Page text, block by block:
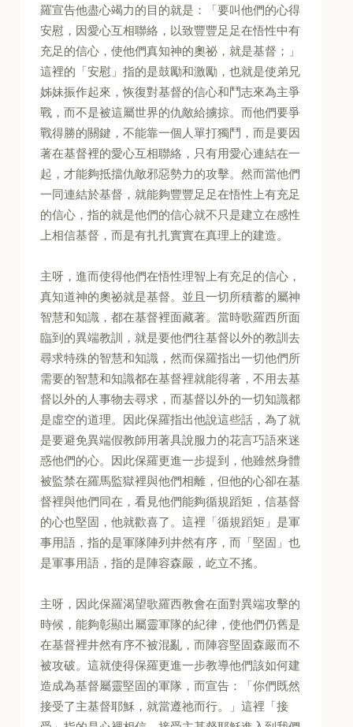
羅宣告他盡心竭力的目的就是：「要叫他們的心得
安慰，因愛心互相聯絡，以致豐豐足足在悟性中有
充足的信心，使他們真知神的奧祕，就是基督；」
這裡的「安慰」指的是鼓勵和激勵，也就是使弟兄
姊妹振作起來，恢復對基督的信心和鬥志來為主爭
戰，而不是被這屬世界的仇敵給擄掠。而他們要爭
戰得勝的關鍵，不能靠一個人單打獨鬥，而是要因
著在基督裡的愛心互相聯絡，只有用愛心連結在一
起，才能夠抵擋仇敵邪惡勢力的攻擊。然而當他們
一同連結於基督，就能夠豐豐足足在悟性上有充足
的信心，指的就是他們的信心就不只是建立在感性
上相信基督，而是有扎扎實實在真理上的建造。
主呀，進而使得他們在悟性理智上有充足的信心，
真知道神的奧祕就是基督。並且一切所積蓄的屬神
智慧和知識，都在基督裡面藏著。當時歌羅西所面
臨到的異端教訓，就是要他們往基督以外的教訓去
尋求特殊的智慧和知識，然而保羅指出一切他們所
需要的智慧和知識都在基督裡就能得著，不用去基
督以外的人事物去尋求，而基督以外的一切知識都
是虛空的道理。因此保羅指出他說這些話，為了就
是要避免異端假教師用著具說服力的花言巧語來迷
惑他們的心。因此保羅更進一步提到，他雖然身體
被監禁在羅馬監獄裡與他們相離，但他的心卻在基
督裡與他們同在，看見他們能夠循規蹈矩，信基督
的心也堅固，他就歡喜了。這裡「循規蹈矩」是軍
事用語，指的是軍隊陣列井然有序，而「堅固」也
是軍事用語，指的是陣容森嚴，屹立不搖。
主呀，因此保羅渴望歌羅西教會在面對異端攻擊的
時候，能夠彰顯出屬靈軍隊的紀律，使他們仍舊是
在基督裡井然有序不被混亂，而陣容堅固森嚴而不
被攻破。這就使得保羅更進一步教導他們該如何建
造成為基督屬靈堅固的軍隊，而宣告：「你們既然
接受了主基督耶穌，就當遵祂而行。」這裡「接